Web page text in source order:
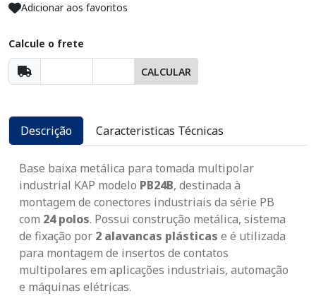
Adicionar aos favoritos
Calcule o frete
CALCULAR
Descrição Caracteristicas Técnicas
Base baixa metálica para tomada multipolar
industrial KAP modelo PB24B, destinada à
montagem de conectores industriais da série PB
com 24 polos. Possui construção metálica, sistema
de fixação por 2 alavancas plásticas e é utilizada
para montagem de insertos de contatos
multipolares em aplicações industriais, automação
e máquinas elétricas.